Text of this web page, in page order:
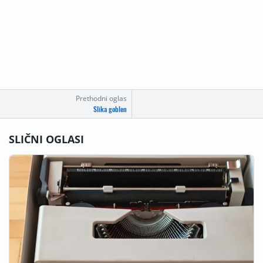
Prethodni oglas
Slika goblen
SLIČNI OGLASI